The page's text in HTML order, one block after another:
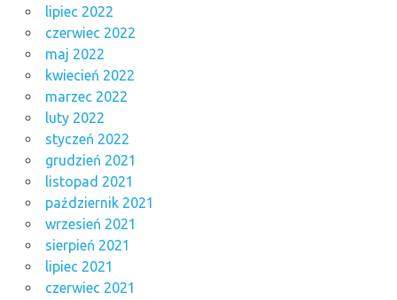
lipiec 2022
czerwiec 2022
maj 2022
kwiecień 2022
marzec 2022
luty 2022
styczeń 2022
grudzień 2021
listopad 2021
październik 2021
wrzesień 2021
sierpień 2021
lipiec 2021
czerwiec 2021